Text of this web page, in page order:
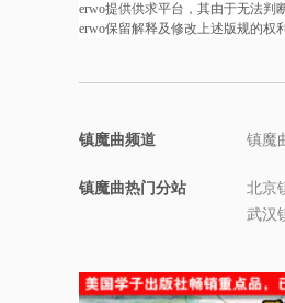
erwo提供供求平台，其由于无法判
erwo保留解释及修改上述版规的权
镇魔曲频道 镇魔
镇魔曲热门分站 北京
武汉